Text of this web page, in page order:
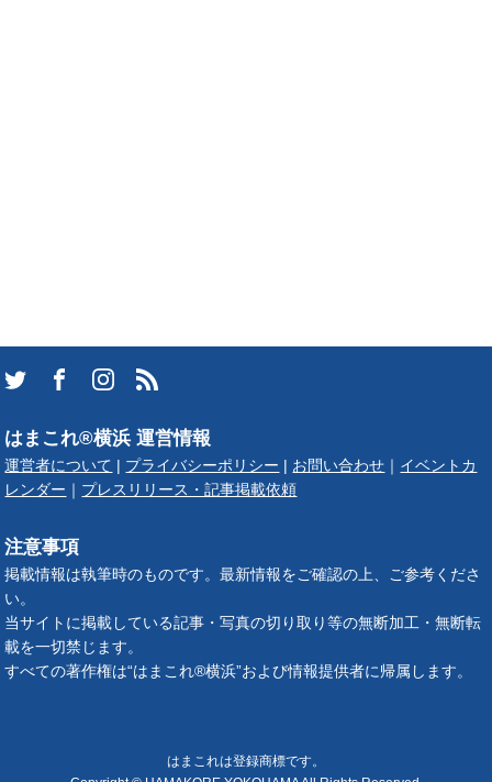
はまこれ®横浜 運営情報
運営者について プライバシーポリシー お問い合わせ
イベントカ
レンダー
プレスリリース・記事掲載依頼
注意事項
掲載情報は執筆時のものです。最新情報をご確認の上、ご参考くださ
い。
当サイトに掲載している記事・写真の切り取り等の無断加工・無断転
載を一切禁じます。
すべての著作権は“はまこれ®横浜”および情報提供者に帰属します。
はまこれは登録商標です。